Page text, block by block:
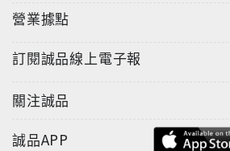
營業據點
訂閱誠品線上電子報
關注誠品
誠品APP